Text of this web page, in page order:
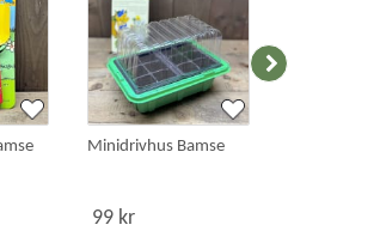
Minidrivhus Bamse
99 kr